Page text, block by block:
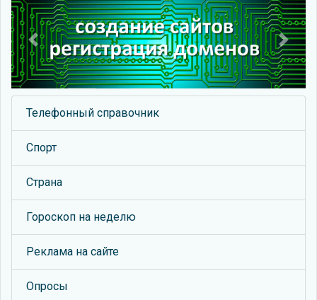
Previous Next
Телефонный справочник
Спорт
Страна
Гороскоп на неделю
Реклама на сайте
Опросы